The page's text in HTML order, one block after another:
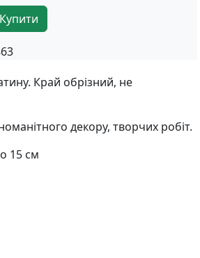
Купити
Край обрізний, не
декору, творчих робіт.
15 см